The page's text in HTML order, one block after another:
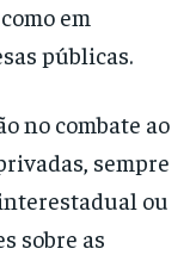
em
públicas.
no combate ao
sempre
ou
sobre as